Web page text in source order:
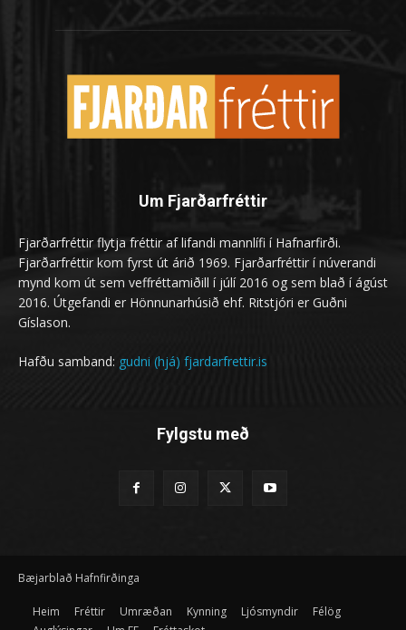
Um Fjarðarfréttir
Fjarðarfréttir flytja fréttir af lifandi mannlífi í Hafnarfirði.
Fjarðarfréttir kom fyrst út árið 1969. Fjarðarfréttir í núverandi
mynd kom út sem veffréttamiðill í júlí 2016 og sem blað í ágúst
2016. Útgefandi er Hönnunarhúsið ehf. Ritstjóri er Guðni
Gíslason.
Hafðu samband: gudni (hjá) fjardarfrettir.is
Fylgstu með
Bæjarblað Hafnfirðinga
Heim Fréttir Umræðan Kynning Ljósmyndir
Félög